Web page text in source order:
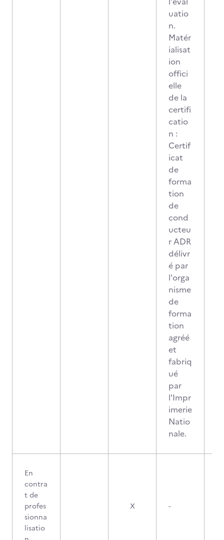
uatio
n.
Matér
ialisat
ion
offici
elle
de la
certifi
catio
n :
Certif
icat
de
forma
tion
de
cond
ucteu
r ADR
délivr
é par
l'orga
nisme
de
forma
tion
agréé
et
fabriq
ué
par
l'Impr
imerie
Natio
nale.
En
contra
t de
profes
sionna
lisatio
X -